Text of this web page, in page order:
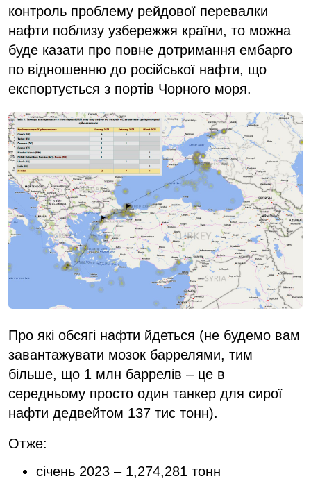
контроль проблему рейдової перевалки
нафти поблизу узбережжя країни, то можна
буде казати про повне дотримання ембарго
по відношенню до російської нафти, що
експортується з портів Чорного моря.
Про які обсягі нафти йдеться (не будемо вам
завантажувати мозок баррелями, тим
більше, що 1 млн баррелів – це в
середньому просто один танкер для сирої
нафти дедвейтом 137 тис тонн).
Отже:
січень 2023 – 1,274,281 тонн